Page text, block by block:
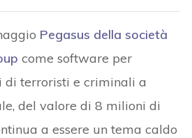
Pegasus della società
come software per
terroristi e criminali a
del valore di 8 milioni di
a essere un tema caldo